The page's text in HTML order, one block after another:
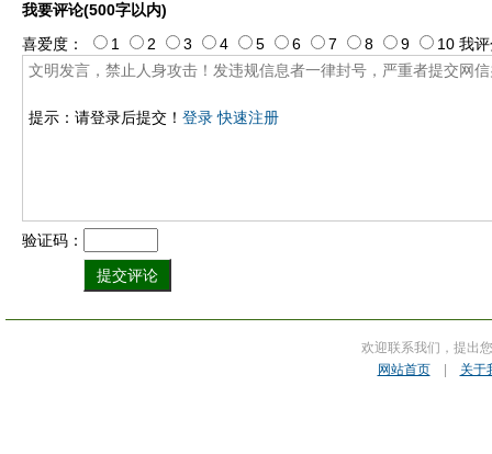
我要评论(500字以内)
提示：请登录后提交！ 登录 快速注册
喜爱度： 1 2 3 4 5 6 7 8 9 10 我评
验证码：
欢迎联系我们，提出
网站首页| 关于